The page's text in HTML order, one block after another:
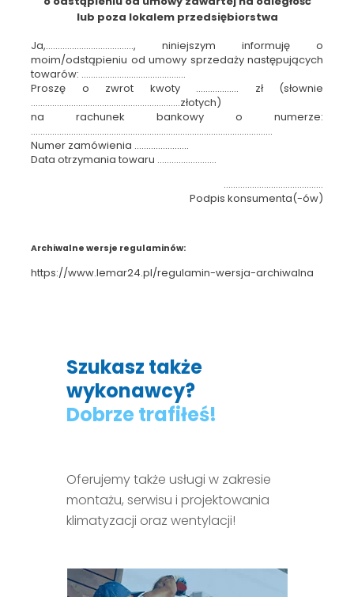
lub poza lokalem przedsiębiorstwa
Ja,………………….……………, niniejszym informuję o
moim/odstąpieniu od umowy sprzedaży następujących
towarów: ………………………………..……
Proszę o zwrot kwoty .................. zł (słownie
...............................................................złotych)
na rachunek bankowy o numerze:
......................................................................................................
Numer zamówienia …………………..
Data otrzymania towaru …………………….
……………………………………
Podpis konsumenta(-ów)
Archiwalne wersje regulaminów:
https://www.lemar24.pl/regulamin-wersja-archiwalna
Szukasz także
wykonawcy?
Dobrze trafiłeś!
Oferujemy także usługi w zakresie
montażu, serwisu i projektowania
klimatyzacji oraz wentylacji!